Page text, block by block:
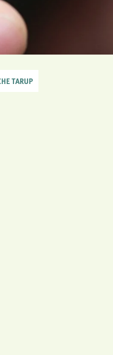
TARUP